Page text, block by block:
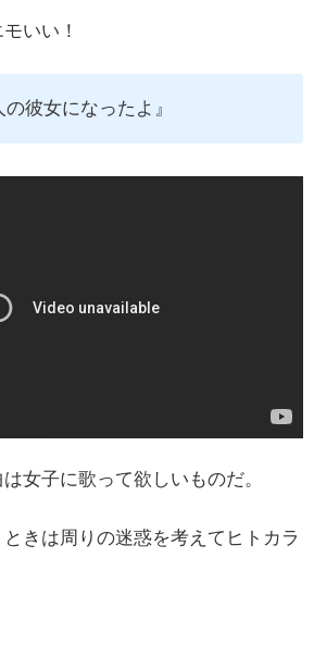
いい！
彼女になったよ』
女子に歌って欲しいものだ。
きは周りの迷惑を考えてヒトカラ